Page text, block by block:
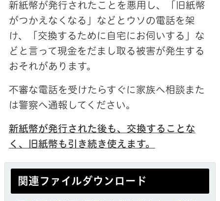
新紙幣が発行されたことを悪用し、「旧紙幣
がつかえなくなる」などとウソの電話を架
け、「交換するために自宅にお伺いする」な
どと言って現金をだまし取る被害が発生する
おそれがあります。
不審な電話を受けたらすぐに家族へ相談また
は警察へ通報してください。
新紙幣が発行された後も、交換することな
く、旧紙幣も引き続き使えます。
関連ファイルダウンロード